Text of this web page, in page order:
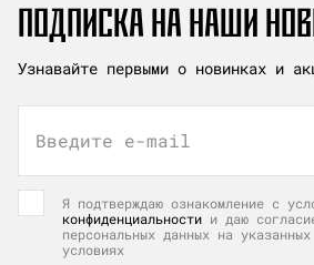
ПОДПИСКА НА НАШИ
Узнавайте первыми о новинках и
Введите e-mail
Я подтверждаю ознакомление с
конфиденциальности и даю
персональных данных на
условиях